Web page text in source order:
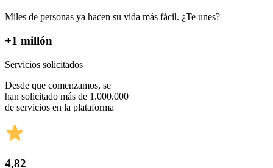
Miles de personas ya hacen su vida más fácil. ¿Te unes?
+1 millón
Servicios solicitados
Desde que comenzamos, se
han solicitado más de 1.000.000
de servicios en la plataforma
4,82